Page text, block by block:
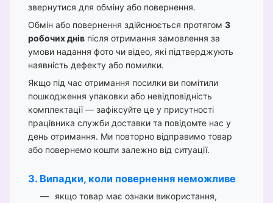
звернутися для обміну або повернення.
Обмін або повернення здійснюється протягом 3
робочих днів після отримання замовлення за
умови надання фото чи відео, які підтверджують
наявність дефекту або помилки.
Якщо під час отримання посилки ви помітили
пошкодження упаковки або невідповідність
комплектації — зафіксуйте це у присутності
працівника служби доставки та повідомте нас у
день отримання. Ми повторно відправимо товар
або повернемо кошти залежно від ситуації.
3. Випадки, коли повернення неможливе
якщо товар має ознаки використання,